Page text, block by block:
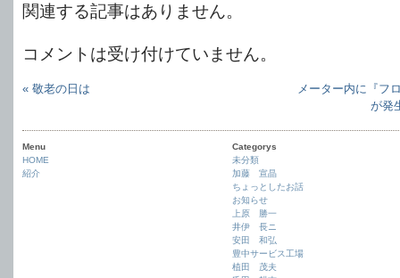
関連する記事はありません。
コメントは受け付けていません。
« 敬老の日は
メーター内に『フ
が発
Menu
HOME
紹介
Categorys
未分類
加藤 宣晶
ちょっとしたお話
お知らせ
上原 勝一
井伊 長ニ
安田 和弘
豊中サービス工場
植田 茂夫